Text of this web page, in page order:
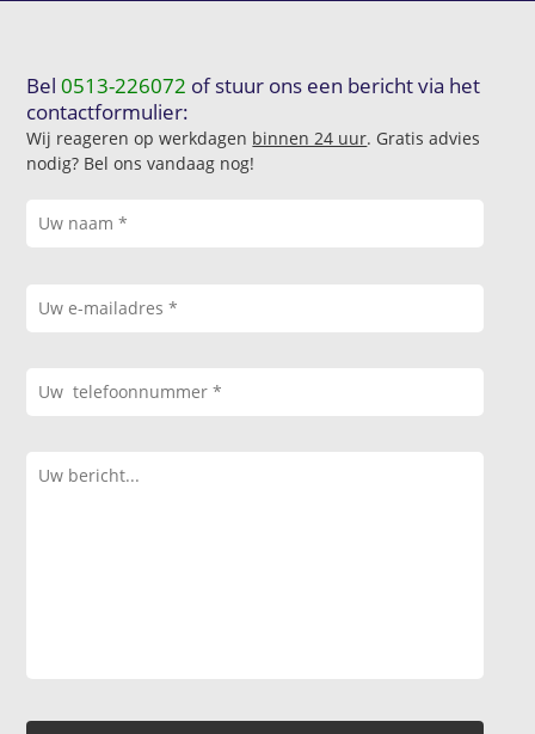
Bel0513-226072 of stuur ons een bericht via het
contactformulier:
Wij reageren op werkdagen binnen 24 uur. Gratis advies
nodig? Bel ons vandaag nog!